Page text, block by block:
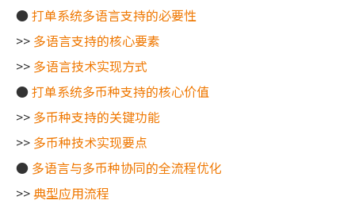
●打单系统多语言支持的必要性
>> 多语言支持的核心要素
>> 多语言技术实现方式
●打单系统多币种支持的核心价值
>> 多币种支持的关键功能
>> 多币种技术实现要点
● 多语言与多币种协同的全流程优化
>>典型应用流程